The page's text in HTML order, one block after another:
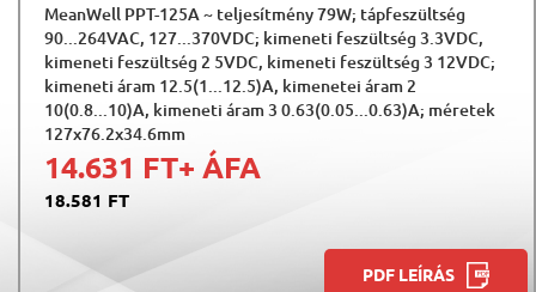
MeanWell PPT-125A ~ teljesítmény 79W; tápfeszültség
90...264VAC, 127...370VDC; kimeneti feszültség 3.3VDC,
kimeneti feszültség 2 5VDC, kimeneti feszültség 3 12VDC;
kimeneti áram 12.5(1...12.5)A, kimenetei áram 2
10(0.8...10)A, kimeneti áram 3 0.63(0.05...0.63)A; méretek
127x76.2x34.6mm
14.631 FT+ ÁFA
18.581 FT
PDF LEÍRÁS